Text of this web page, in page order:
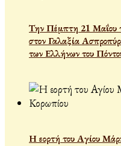
Την Πέμπτη 21 Μαΐου
στον Γαλαξία
των Ελλήνων του
Η εορτή του Αγίου